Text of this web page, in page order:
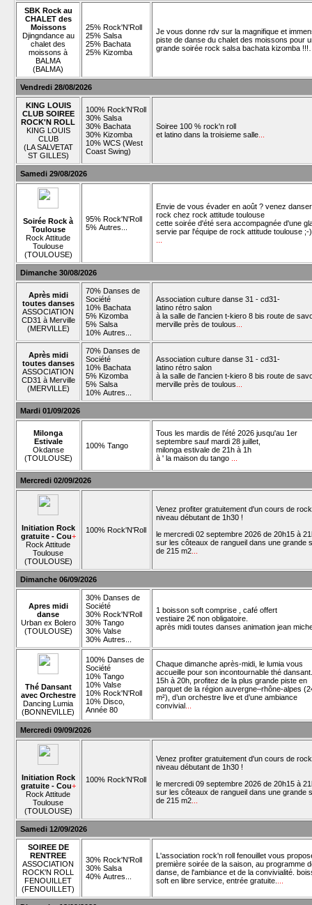
SBK Rock au
CHALET des
Moissons
Djingndance au
chalet des
moissons à
BALMA
(BALMA)
25% Rock'N'Roll
25% Salsa
25% Bachata
25% Kizomba
Je vous donne rdv sur la magnifique et
piste de danse du chalet des moissons pour
grande soirée rock salsa bachata kizomba
Vendredi 28/08/2026
KING LOUIS
CLUB SOIREE
ROCK'N ROLL
KING LOUIS
CLUB
(LA SALVETAT
ST GILLES)
100% Rock'N'Roll
30% Salsa
30% Bachata
30% Kizomba
10% WCS (West
Coast Swing)
Soiree 100 % rock'n roll
et latino dans la troisieme salle
Samedi 29/08/2026
Soirée Rock à
Toulouse
Rock Attitude
Toulouse
(TOULOUSE)
95% Rock'N'Roll
5% Autres...
Envie de vous évader en août ? venez
rock chez rock attitude toulouse
cette soirée d'été sera accompagnée d'une
servie par l'équipe de rock attitude toulouse ;-)
Dimanche 30/08/2026
Après midi
toutes danses
ASSOCIATION
CD31 à Merville
(MERVILLE)
70% Danses de
Société
10% Bachata
5% Kizomba
5% Salsa
10% Autres...
Association culture danse 31 - cd31-
latino rétro salon
à la salle de l'ancien t-kiero 8 bis route de
merville près de toulous
Après midi
toutes danses
ASSOCIATION
CD31 à Merville
(MERVILLE)
70% Danses de
Société
10% Bachata
5% Kizomba
5% Salsa
10% Autres...
Association culture danse 31 - cd31-
latino rétro salon
à la salle de l'ancien t-kiero 8 bis route de
merville près de toulous
Mardi 01/09/2026
Milonga
Estivale
Okdanse
(TOULOUSE)
100% Tango
Tous les mardis de l’été 2026 jusqu'au 1er
septembre sauf mardi 28 juillet,
milonga estivale de 21h à 1h
à ' la maison du tango
Mercredi 02/09/2026
Initiation Rock
gratuite - Cou+
Rock Attitude
Toulouse
(TOULOUSE)
100% Rock'N'Roll
Venez profiter gratuitement d'un cours de rock
niveau débutant de 1h30 !
le mercredi 02 septembre 2026 de 20h15 à
sur les côteaux de rangueil dans une grande
de 215 m2
Dimanche 06/09/2026
Apres midi
danse
Urban ex Bolero
(TOULOUSE)
30% Danses de
Société
30% Rock'N'Roll
30% Tango
30% Valse
30% Autres...
1 boisson soft comprise , café offert
vestiaire 2€ non obligatoire.
après midi toutes danses animation jean
Thé Dansant
avec Orchestre
Dancing Lumia
(BONNEVILLE)
100% Danses de
Société
10% Tango
10% Valse
10% Rock'N'Roll
10% Disco,
Année 80
Chaque dimanche après-midi, le lumia vous
accueille pour son incontournable thé
15h à 20h, profitez de la plus grande piste en
parquet de la région auvergne–rhône-alpes
m²), d’un orchestre live et d’une ambiance
convivial
Mercredi 09/09/2026
Initiation Rock
gratuite - Cou+
Rock Attitude
Toulouse
(TOULOUSE)
100% Rock'N'Roll
Venez profiter gratuitement d'un cours de rock
niveau débutant de 1h30 !
le mercredi 09 septembre 2026 de 20h15 à
sur les côteaux de rangueil dans une grande
de 215 m2
Samedi 12/09/2026
SOIREE DE
RENTREE
ASSOCIATION
ROCK'N ROLL
FENOUILLET
(FENOUILLET)
30% Rock'N'Roll
30% Salsa
40% Autres...
L'association rock'n roll fenouillet vous
première soirée de la saison, au programme
danse, de l'ambiance et de la convivialité.
soft en libre service, entrée gratuite.